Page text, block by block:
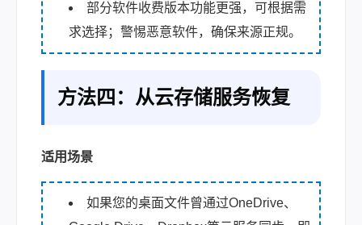
部分软件收费版本功能更强，可根据需
求选择；警惕恶意软件，确保来源正规。
方法四：从云存储服务恢复
适用场景
如果您的桌面文件曾通过OneDrive、